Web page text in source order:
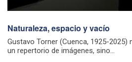
Naturaleza, espacio y vacío
Gustavo Torner (Cuenca, 1925-2025)
un repertorio de imágenes, sino...